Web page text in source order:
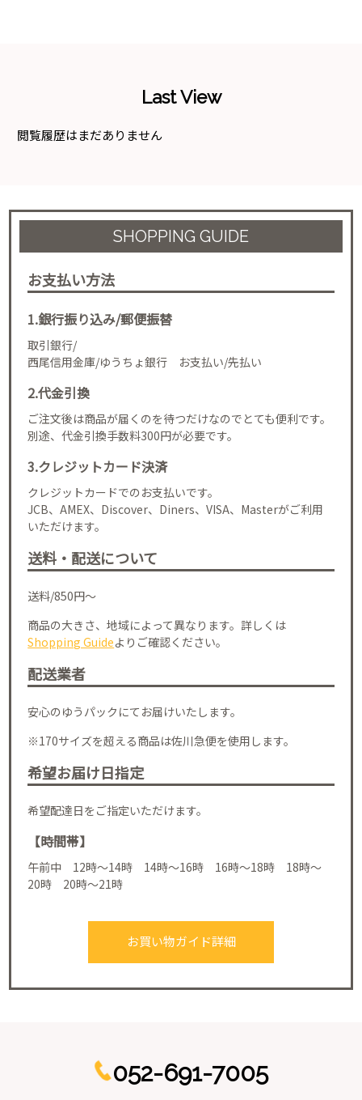
Last View
閲覧履歴はまだありません
SHOPPING GUIDE
お支払い方法
1.銀行振り込み/郵便振替
取引銀行/
西尾信用金庫/ゆうちょ銀行 お支払い/先払い
2.代金引換
ご注文後は商品が届くのを待つだけなのでとても便利です。
別途、代金引換手数料300円が必要です。
3.クレジットカード決済
クレジットカードでのお支払いです。
JCB、AMEX、Discover、Diners、VISA、Masterがご利用
いただけます。
送料・配送について
送料/850円～
商品の大きさ、地域によって異なります。詳しくは
Shopping Guideよりご確認ください。
配送業者
安心のゆうパックにてお届けいたします。
※170サイズを超える商品は佐川急便を使用します。
希望お届け日指定
希望配達日をご指定いただけます。
【時間帯】
午前中 12時～14時 14時～16時 16時～18時 18時～
20時 20時～21時
お買い物ガイド詳細
052-691-7005